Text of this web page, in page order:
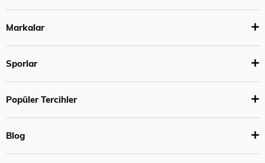
Markalar
Sporlar
Popüler Tercihler
Blog